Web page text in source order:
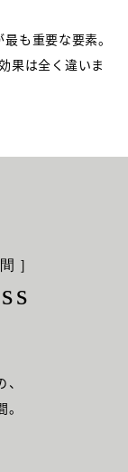
も重要な要素。
果は全く違いま
］
修の、